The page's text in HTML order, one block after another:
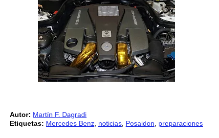
Autor: Martín F. Dagradi
Etiquetas: Mercedes Benz noticias Posaidon preparaciones